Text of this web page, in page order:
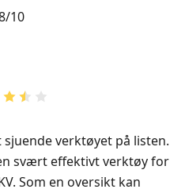
10
sjuende verktøyet på listen.
svært effektivt verktøy for
Som en oversikt kan